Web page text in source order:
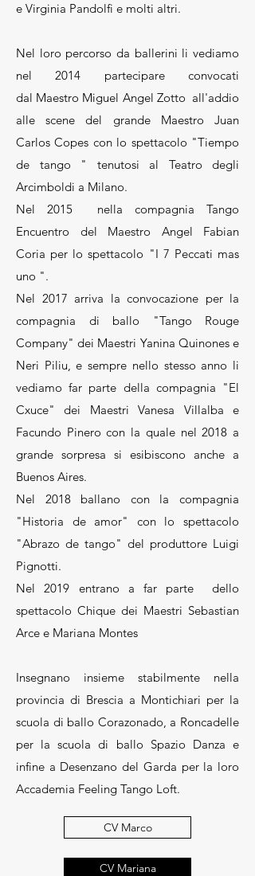
e Virginia Pandolfi e molti altri.
Nel loro percorso da ballerini li vediamo
nel 2014 partecipare convocati
dal Maestro Miguel Angel Zotto all'addio
alle scene del grande Maestro Juan
Carlos Copes con lo spettacolo "Tiempo
de tango " tenutosi al Teatro degli
Arcimboldi a Milano.
Nel 2015 nella compagnia Tango
Encuentro del Maestro Angel Fabian
Coria per lo spettacolo "I 7 Peccati mas
uno ".
Nel 2017 arriva la convocazione per la
compagnia di ballo "Tango Rouge
Company" dei Maestri Yanina Quinones e
Neri Piliu, e sempre nello stesso anno li
vediamo far parte della compagnia "El
Cxuce" dei Maestri Vanesa Villalba e
Facundo Pinero con la quale nel 2018 a
grande sorpresa si esibiscono anche a
Buenos Aires.
Nel 2018 ballano con la compagnia
"Historia de amor" con lo spettacolo
"Abrazo de tango" del produttore Luigi
Pignotti.
Nel 2019 entrano a far parte dello
spettacolo Chique dei Maestri Sebastian
Arce e Mariana Montes
Insegnano insieme stabilmente nella
provincia di Brescia a Montichiari per la
scuola di ballo Corazonado, a Roncadelle
per la scuola di ballo Spazio Danza e
infine a Desenzano del Garda per la loro
Accademia Feeling Tango Loft.
CV Marco
CV Mariana